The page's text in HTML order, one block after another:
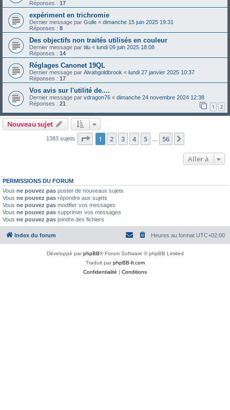
Réponses : 17
expériment en trichromie
Dernier message par Guile « dimanche 15 juin 2025 19:31
Réponses : 8
Des objectifs non traités utilisés en couleur
Dernier message par tilu « lundi 09 juin 2025 18:08
Réponses : 14
Réglages Canonet 19QL
Dernier message par Alvahgoldbrook « lundi 27 janvier 2025 10:37
Réponses : 17
Vos avis sur l'utilité de....
Dernier message par vdragon76 « dimanche 24 novembre 2024 12:38
Réponses : 21 1 2
Nouveau sujet
1383 sujets Page 1sur56
1 2 3 4 5 56
Aller à
PERMISSIONS DU FORUM
Vous ne pouvez pas poster de nouveaux sujets
Vous ne pouvez pas répondre aux sujets
Vous ne pouvez pas modifier vos messages
Vous ne pouvez pas supprimer vos messages
Vous ne pouvez pas joindre des fichiers
Index du forum Heures au format UTC+02:00
Développé parphpBB® Forum Software © phpBB Limited
Traduit parphpBB-fr.com
Confidentialité | Conditions